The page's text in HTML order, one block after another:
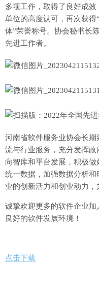
多项工作，取得了良好成
单位的高度认可，再次获
体”荣誉称号。协会秘书长
先进工作者。
河南省软件服务业协会长
流与行业服务，充分发挥
向智库和平台发展，积极做
统一数据，加强数据分析
业的创新活力和创业动力，
诚挚欢迎更多的软件企业
良好的软件发展环境！
点击下载